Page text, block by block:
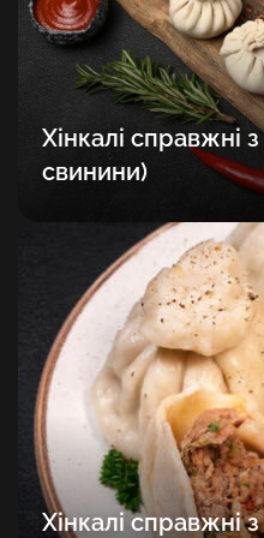
Хінкалі справжні
свинини)
Хінкалі справжні